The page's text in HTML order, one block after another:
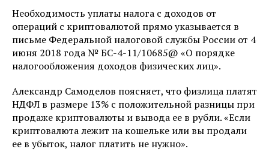
Необходимость уплаты налога с доходов от
операций с криптовалютой прямо указывается в
письме Федеральной налоговой службы России от 4
июня 2018 года № БС-4-11/10685@ «О порядке
налогообложения доходов физических лиц».
Александр Самоделов поясняет, что физлица платят
НДФЛ в размере 13% с положительной разницы при
продаже криптовалюты и вывода ее в рубли. «Если
криптовалюта лежит на кошельке или вы продали
ее в убыток, налог платить не нужно».